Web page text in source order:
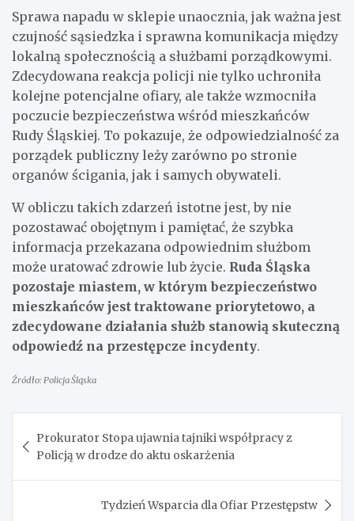
Sprawa napadu w sklepie unaocznia, jak ważna jest
czujność sąsiedzka i sprawna komunikacja między
lokalną społecznością a służbami porządkowymi.
Zdecydowana reakcja policji nie tylko uchroniła
kolejne potencjalne ofiary, ale także wzmocniła
poczucie bezpieczeństwa wśród mieszkańców
Rudy Śląskiej. To pokazuje, że odpowiedzialność za
porządek publiczny leży zarówno po stronie
organów ścigania, jak i samych obywateli.
W obliczu takich zdarzeń istotne jest, by nie
pozostawać obojętnym i pamiętać, że szybka
informacja przekazana odpowiednim służbom
może uratować zdrowie lub życie. Ruda Śląska
pozostaje miastem, w którym bezpieczeństwo
mieszkańców jest traktowane priorytetowo, a
zdecydowane działania służb stanowią skuteczną
odpowiedź na przestępcze incydenty.
Źródło: Policja Śląska
wpisu
Prokurator Stopa ujawnia tajniki współpracy z
Policją w drodze do aktu oskarżenia
Tydzień Wsparcia dla Ofiar Przestępstw